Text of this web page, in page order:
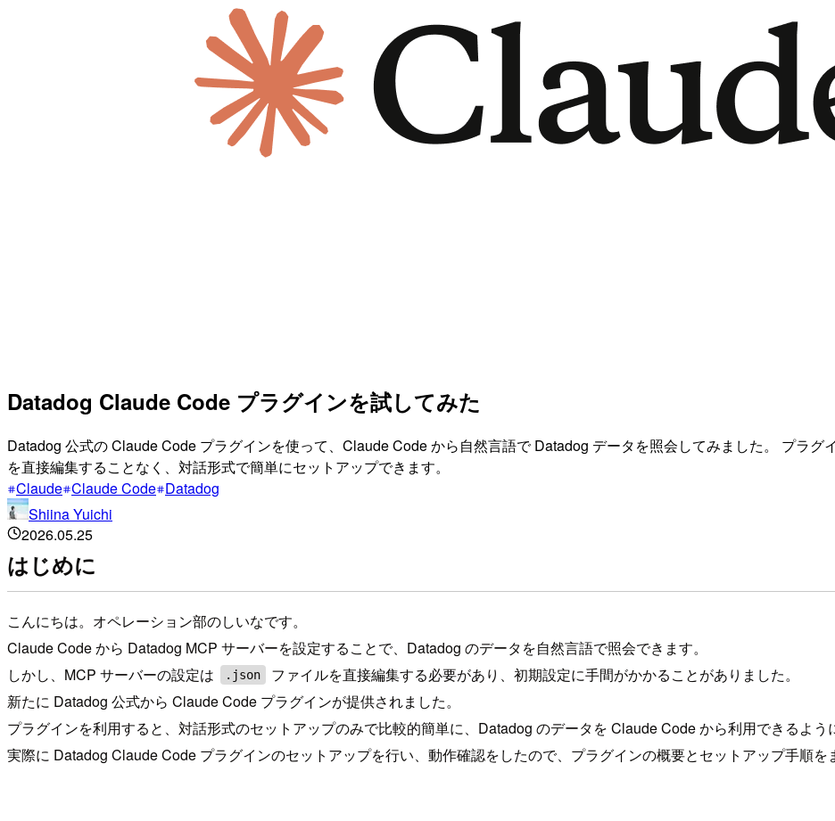
Datadog Claude Code プラグインを試してみた
Datadog 公式の Claude Code プラグインを使って、Claude Code から自然言語で Datadog データを照会してみました。 プラ
を直接編集することなく、対話形式で簡単にセットアップできます。
Claude Claude Code Datadog
Shiina Yuichi
2026.05.25
はじめに
こんにちは。オペレーション部のしいなです。
Claude Code から Datadog MCP サーバーを設定することで、Datadog のデータを自然言語で照会できます。
しかし、MCP サーバーの設定は
.json
ファイルを直接編集する必要があり、初期設定に手間がかかることがありました。
新たに Datadog 公式から Claude Code プラグインが提供されました。
プラグインを利用すると、対話形式のセットアップのみで比較的簡単に、Datadog のデータを Claude Code から利用できるよう
実際に Datadog Claude Code プラグインのセットアップを行い、動作確認をしたので、プラグインの概要とセットアップ手順を